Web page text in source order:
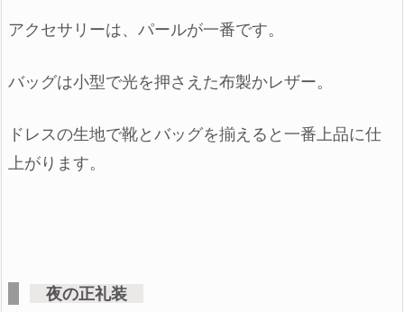
アクセサリーは、 パールが一番です。
バッグは小型で光を押さえた布製かレザー。
ドレスの生地で靴とバッグを揃える と 一番上品に仕
上がります。
夜の正礼装